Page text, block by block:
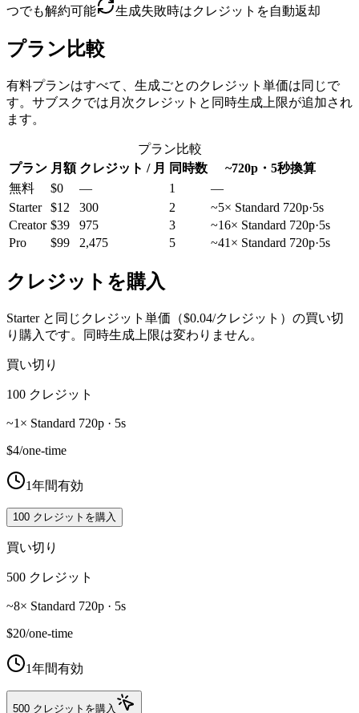
つでも解約可能
生成失敗時はクレジットを自動返却
プラン比較
有料プランはすべて、生成ごとのクレジット単価は同じで
す。サブスクでは月次クレジットと同時生成上限が追加され
ます。
プラン比較
プラン 月額 クレジット / 月 同時数
~720p・5秒換算
無料
$0 — 1
—
Starter
$12 300 2
~5× Standard 720p·5s
Creator $39 975 3
~16× Standard 720p·5s
Pro
$99 2,475 5 ~41× Standard 720p·5s
クレジットを購入
Starter と同じクレジット単価（$0.04/クレジット）の買い切
り購入です。同時生成上限は変わりません。
買い切り
100 クレジット
~1× Standard 720p · 5s
$4/one-time
1年間有効
100 クレジットを購入
買い切り
500 クレジット
~8× Standard 720p · 5s
$20/one-time
1年間有効
500 クレジットを購入